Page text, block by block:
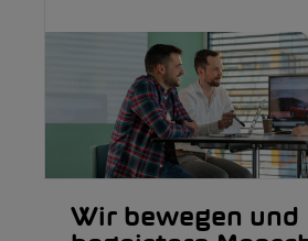
Wir bewegen und